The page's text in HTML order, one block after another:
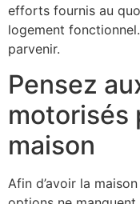
efforts fournis au
logement
parvenir.
Pensez
motorisés
maison
Afin d’avoir la